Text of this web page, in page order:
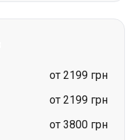
от 2199 грн
от 2199 грн
от 3800 грн